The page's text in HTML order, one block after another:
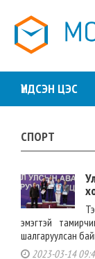
ҮНДСЭН ЦЭС
СПОРТ
эмэгтэй
шалгаруулсан
2023-03-14